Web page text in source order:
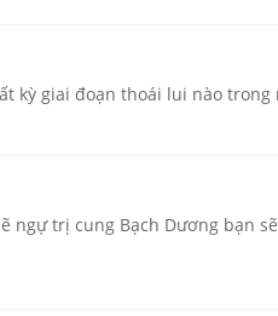
kỳ giai đoạn thoái lui nào trong
ngự trị cung Bạch Dương bạn